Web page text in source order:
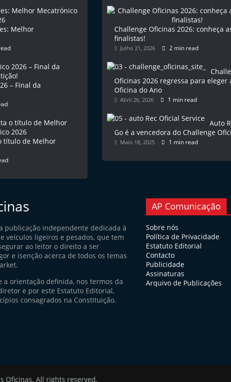
Melhor
– Final da
título de Melhor
Challenge Oficinas 2026: conheça
finalistas!
Julho 21, 2026 2 min read
Oficinas 2026 regressa para eleger
Oficina do Ano
Abril 26, 2026 1 min read
Auto
Go é a vencedora do Challenge
Maio 18, 2025 1 min read
publicação independente dedicada à
veículos ligeiros e pesados, que tem
ao leitor o direito a ser
e isenção acerca de todos os temas
a orientação definida, nos termos da
e por este Estatuto Editorial,
consagrados na Constituição.
AP Comunicação
Sobre nós
Política de Privacidade
Estatuto Editorial
Contacto
Publicidade
Assinaturas
Arquivo de Publicações
Oficinas. All rights reserved.